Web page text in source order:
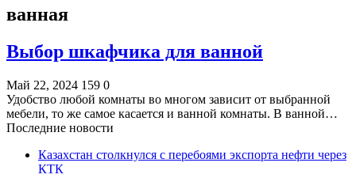
ванная
Выбор шкафчика для ванной
Май 22, 2024 159 0
Удобство любой комнаты во многом зависит от выбранной
мебели, то же самое касается и ванной комнаты. В ванной…
Последние новости
Казахстан столкнулся с перебоями экспорта нефти через
КТК